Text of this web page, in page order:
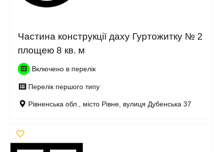
Частина конструкції даху Гуртожитку № 2
площею 8 кв. м
Включено в перелік
Перелік першого типу
Рівненська обл., місто Рівне, вулиця Дубенська 37